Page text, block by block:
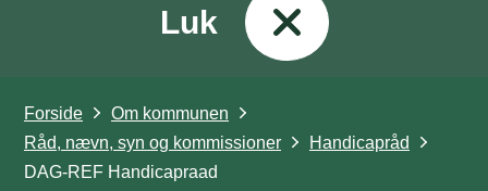
Luk
Forside
Om kommunen
Råd, nævn, syn og kommissioner
Handicapråd
DAG-REF Handicapraad